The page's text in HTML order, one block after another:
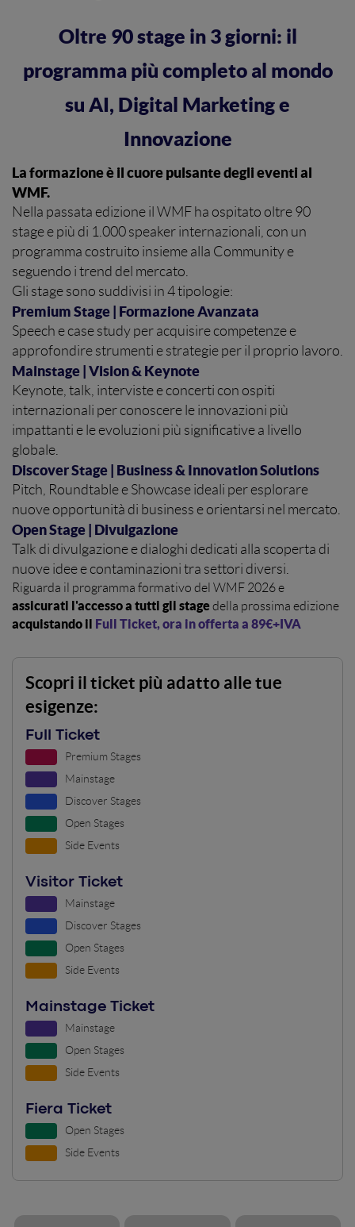
Oltre 90 stage in 3 giorni: il
programma più completo al mondo
su AI, Digital Marketing e
Innovazione
La formazione è il cuore pulsante degli eventi al
WMF.
Nella passata edizione il WMF ha ospitato oltre 90
stage e più di 1.000 speaker internazionali, con un
programma costruito insieme alla Community e
seguendo i trend del mercato.
Gli stage sono suddivisi in 4 tipologie:
Premium Stage | Formazione Avanzata
Speech e case study per acquisire competenze e
approfondire strumenti e strategie per il proprio lavoro.
Mainstage | Vision & Keynote
Keynote, talk, interviste e concerti con ospiti
internazionali per conoscere le innovazioni più
impattanti e le evoluzioni più significative a livello
globale.
Discover Stage | Business & Innovation Solutions
Pitch, Roundtable e Showcase ideali per esplorare
nuove opportunità di business e orientarsi nel mercato.
Open Stage | Divulgazione
Talk di divulgazione e dialoghi dedicati alla scoperta di
nuove idee e contaminazioni tra settori diversi.
Riguarda il programma formativo del WMF 2026 e
assicurati l'accesso a tutti gli stagedella prossima edizione
acquistando il Full Ticket, ora in offerta a 89€+IVA
Scopri il ticket più adatto alle tue
esigenze:
Full Ticket
Premium Stages
Mainstage
Discover Stages
Open Stages
Side Events
Visitor Ticket
Mainstage
Discover Stages
Open Stages
Side Events
Mainstage Ticket
Mainstage
Open Stages
Side Events
Fiera Ticket
Open Stages
Side Events